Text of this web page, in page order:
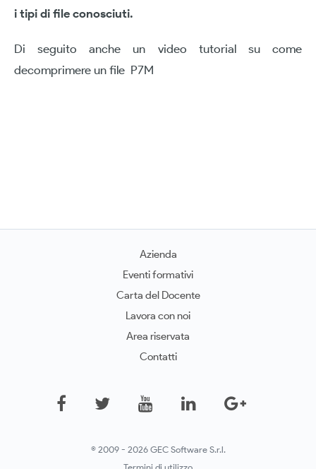
i tipi di file conosciuti.
Di seguito anche un video tutorial su come
decomprimere un file P7M
Azienda
Eventi formativi
Carta del Docente
Lavora con noi
Area riservata
Contatti
© 2009 - 2026 GEC Software S.r.l.